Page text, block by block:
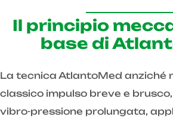
Il principio
base di
La tecnica AtlantoMed anziché
classico impulso breve e
vibro-pressione prolungata,